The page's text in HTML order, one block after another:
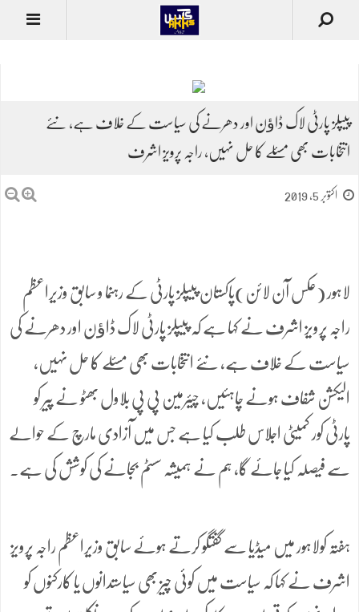
پیپلز پارٹی لاک ڈاﺅن اور دھرنے کی سیاست کے خلاف ہے، نئے
انتخابات بھی مسئلے کا حل نہیں، راجہ پرویز اشرف
اکتوبر 5, 2019
لاہور (عکس آن لائن)پاکستان پیپلز پارٹی کے رہنما و سابق وزیراعظم
راجہ پرویز اشرف نے کہا ہے کہ پیپلز پارٹی لاک ڈاﺅن اور دھرنے کی
سیاست کے خلاف ہے، نئے انتخابات بھی مسئلے کا حل نہیں،
الیکشن شفاف ہونے چاہئیں، چیئرمین پی پی بلاول بھٹو نے پیر کو
پارٹی کور کمیٹی اجلاس طلب کیا ہے جس میں آزادی مارچ کے حوالے
سے فیصلہ کیا جائے گا، ہم نے ہمیشہ سسٹم بجانے کی کوشش کی ہے۔
ہفتہ کولاہور میں میڈیا سے گفتگو کرتے ہوئے سابق وزیراعظم راجہ پرویز
اشرف نے کہا کہ سیاست میں کوئی چیز بھی سیاستدانوں یا کارکنوں کو